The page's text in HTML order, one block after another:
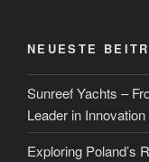
NEUESTE
Sunreef Yachts –
Leader in Innovation
Exploring Poland’s